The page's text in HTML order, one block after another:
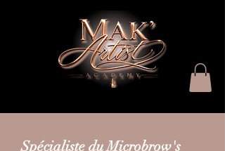
Spécialiste duMicrobrow's